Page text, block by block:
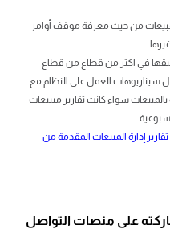
من حيث معرفة موقف أوامر
في اكثر من قطاع من قطاع
سيناريوهات العمل علي النظام مع
سواء كانت تقارير مببيعات
إدارة المبيعات المقدمة من
على منصات التواصل